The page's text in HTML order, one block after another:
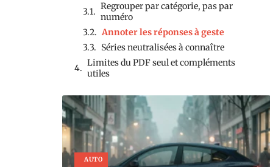
Regrouper par catégorie, pas par
numéro
Annoter les réponses à geste
Séries neutralisées à connaître
Limites du PDF seul et compléments
utiles
AUTO